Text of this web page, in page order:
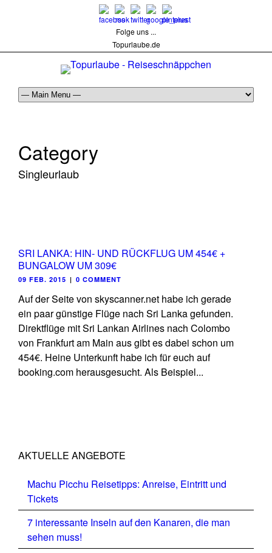
Folge uns ...
Topurlaube.de
Category
Singleurlaub
SRI LANKA: HIN- UND RÜCKFLUG UM 454€ +
BUNGALOW UM 309€
09 FEB. 2015 | 0 COMMENT
Auf der Seite von skyscanner.net habe ich gerade
ein paar günstige Flüge nach Sri Lanka gefunden.
Direktflüge mit Sri Lankan Airlines nach Colombo
von Frankfurt am Main aus gibt es dabei schon um
454€. Heine Unterkunft habe ich für euch auf
booking.com herausgesucht. Als Beispiel...
AKTUELLE ANGEBOTE
Machu Picchu Reisetipps: Anreise, Eintritt und
Tickets
7 interessante Inseln auf den Kanaren, die man
sehen muss!